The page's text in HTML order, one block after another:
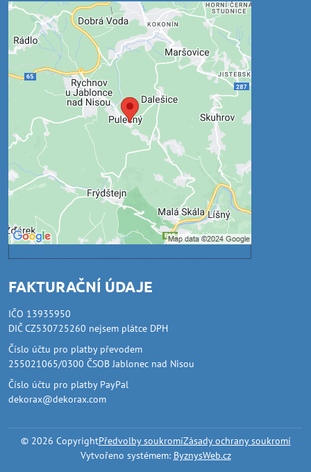
Externí obsah je blokován
Volbami soukromí
Přejete si načíst externí obsah?
Povolit jednou
Povolit a zapamatovat - souhlas s druhem
cookie: Funkční
Otevřít obsah v novém okně
FAKTURAČNÍ ÚDAJE
IČO 13935950
DIČ CZ530725260 nejsem plátce DPH
Číslo účtu pro platby převodem
255021065/0300 ČSOB Jablonec nad Nisou
Číslo účtu pro platby PayPal
dekorax@dekorax.com
© 2026 CopyrightPředvolby soukromíZásady ochrany soukromí
Vytvořeno systémem: ByznysWeb.cz